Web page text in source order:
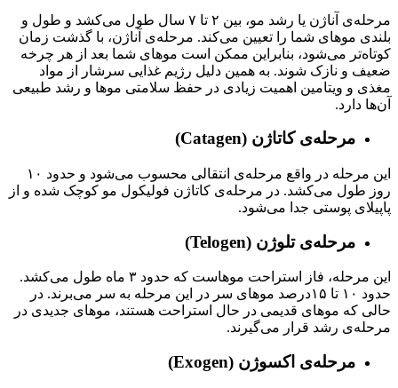
مرحله‌ی آناژن یا رشد مو، بین ۲ تا ۷ سال طول می‌کشد و طول و
بلندی موهای شما را تعیین می‌کند. مرحله‌ی آناژن، با گذشت زمان
کوتاه‌تر می‌شود، بنابراین ممکن است موهای شما بعد از هر چرخه
ضعیف و نازک شوند. به همین دلیل رژیم غذایی سرشار از مواد
مغذی و ویتامین اهمیت زیادی در حفظ سلامتی موها و رشد طبیعی
آن‌ها دارد.
مرحله‌ی کاتاژن (Catagen)
این مرحله در واقع مرحله‌ی انتقالی محسوب می‌شود و حدود ۱۰
روز طول می‌کشد. در مرحله‌ی کاتاژن فولیکول مو کوچک شده و از
پاپیلای پوستی جدا می‌شود.
مرحله‌ی تلوژن (Telogen)
این مرحله، فاز استراحت موهاست که حدود ۳ ماه طول می‌کشد.
حدود ۱۰ تا ۱۵درصد موهای سر در این مرحله به سر می‌برند. در
حالی که موهای قدیمی در حال استراحت هستند، موهای جدیدی در
مرحله‌ی رشد قرار می‌گیرند.
مرحله‌ی اکسوژن (Exogen)